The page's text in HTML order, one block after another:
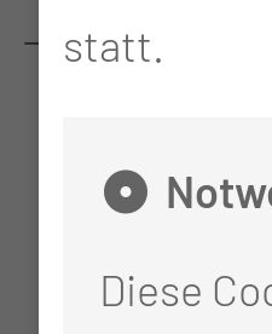
ZENTRUM
statt.
Diese